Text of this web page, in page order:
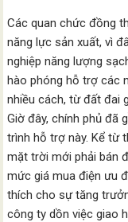
Các quan chức đồng
năng lực sản xuất, vì
nghiệp năng lượng
hào phóng hỗ trợ các
nhiều cách, từ đất đai
Giờ đây, chính phủ đã
trình hỗ trợ này. Kể từ
mặt trời mới phải bán
mức giá mua điện ưu
thích cho sự tăng
công ty dồn việc giao